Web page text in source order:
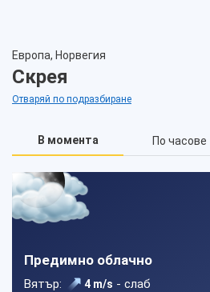
Европа, Норвегия
Скрея
Отваряй по подразбиране
В момента По часове
Предимно облачно
Вятър: 4 m/s - слаб